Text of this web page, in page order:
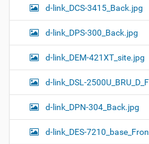
d-link_DCS-3415_Back.jpg
d-link_DPS-300_Back.jpg
d-link_DEM-421XT_site.jpg
d-link_DSL-
d-link_DPN-304_Back.jpg
d-link_DES-